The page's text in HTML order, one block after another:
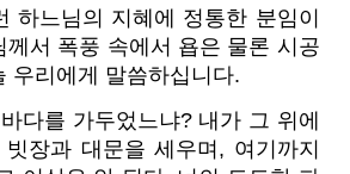
하느님의 지혜에 정통한 분임이
께서 폭풍 속에서 욥은 물론 시공
우리에게 말씀하십니다.
다를 가두었느냐? 내가 그 위에
장과 대문을 세우며, 여기까지